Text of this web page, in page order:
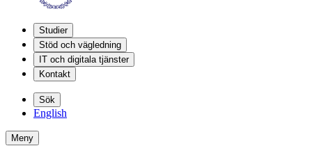
Studier
Stöd och vägledning
IT och digitala tjänster
Kontakt
Sök
English
Meny